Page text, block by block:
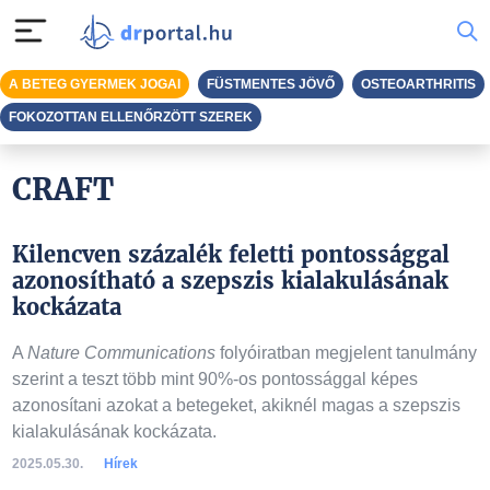
CRAFT
Kilencven százalék feletti pontossággal
azonosítható a szepszis kialakulásának
kockázata
A Nature Communications folyóiratban megjelent tanulmány
szerint a teszt több mint 90%-os pontossággal képes
azonosítani azokat a betegeket, akiknél magas a szepszis
kialakulásának kockázata.
2025.05.30. Hírek
A BETEG GYERMEK JOGAI FÜSTMENTES JÖVŐ OSTEOARTHRITIS
FOKOZOTTAN ELLENŐRZÖTT SZEREK